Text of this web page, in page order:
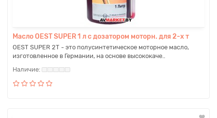
Масло OEST SUPER 1 л с дозатором моторн. для 2-х т
OEST SUPER 2T - это полусинтетическое моторное масло,
изготовленное в Германии, на основе высококаче..